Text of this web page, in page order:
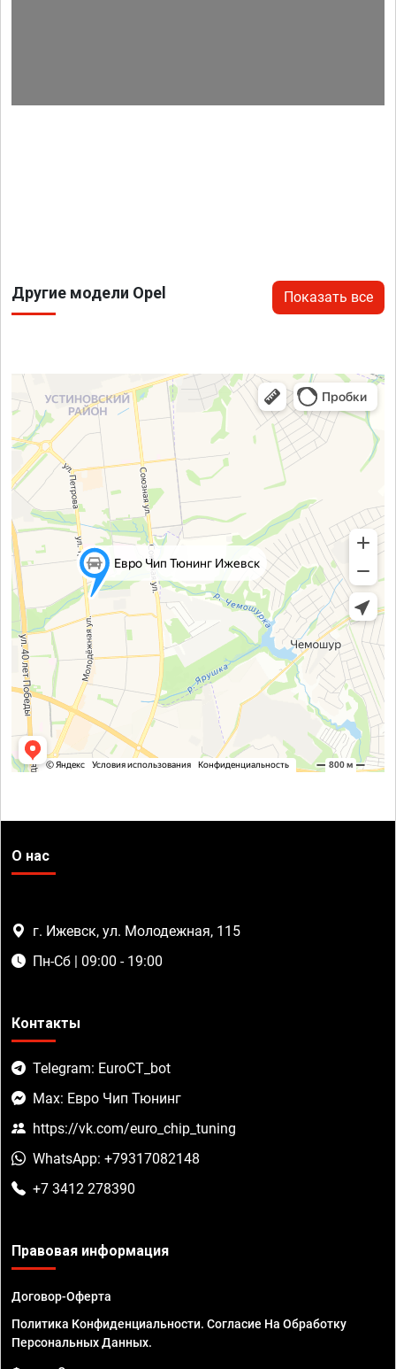
Другие модели Opel Показать все
О нас
г. Ижевск, ул. Молодежная, 115
Пн-Сб | 09:00 - 19:00
Контакты
Telegram: EuroCT_bot
Max: Евро Чип Тюнинг
https://vk.com/euro_chip_tuning
WhatsApp: +79317082148
+7 3412 278390
Правовая информация
Договор-Оферта
Политика Конфиденциальности. Согласие На Обработку
Персональных Данных.